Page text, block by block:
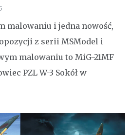
malowaniu i jedna nowość,
z serii MSModel i
malowaniu to MiG-21MF
PZL W-3 Sokół w